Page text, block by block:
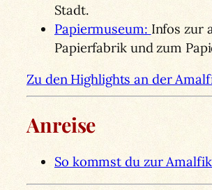
Stadt.
Papiermuseum: Infos zur
Papierfabrik und zum
Zu den Highlights an der
Anreise
So kommst du zur